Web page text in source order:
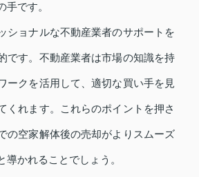
手です。
ショナルな不動産業者のサポートを
です。不動産業者は市場の知識を持
ークを活用して、適切な買い手を見
くれます。これらのポイントを押さ
の空家解体後の売却がよりスムーズ
導かれることでしょう。